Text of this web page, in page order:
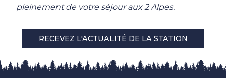
pleinement de votre séjour aux 2 Alpes.
RECEVEZ L'ACTUALITÉ DE LA STATION